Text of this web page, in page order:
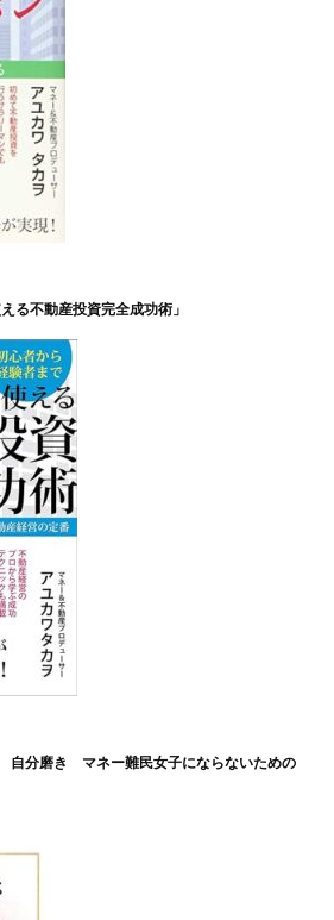
る不動産投資完全成功術」
自分磨き マネー難民女子にならないための